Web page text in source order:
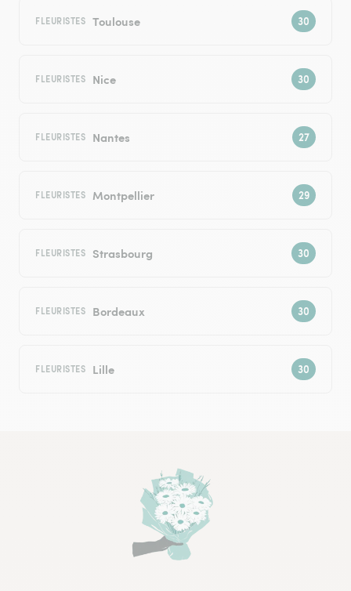
FLEURISTES Toulouse
FLEURISTES Nice
FLEURISTES Nantes
FLEURISTES Montpellier
FLEURISTES Strasbourg
FLEURISTES Bordeaux
FLEURISTES Lille